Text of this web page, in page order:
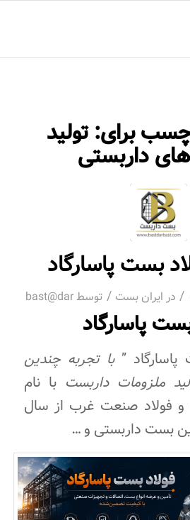
برای:تولید
داربستی
بست پاسارگاد
/ در ایران بست / توسطbast@dar
پاسارگاد
”با تجربه چندین
ملزومات داربست با نام
و فولاد صنعت غرب از سال